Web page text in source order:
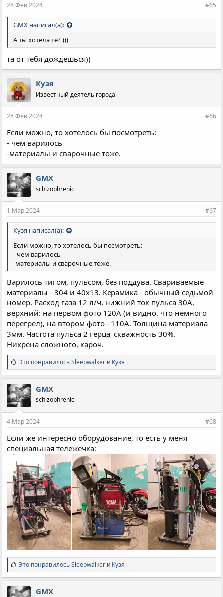
28 Фев 2024 #65
GMX написал(а):
А ты хотела те? )))
та от тебя дождешься))
Кузя
Известный деятель города
28 Фев 2024 #66
Если можно, то хотелось бы посмотреть:
- чем варилось
-материалы и сварочные тоже.
GMX
schizophrenic
1 Мар 2024 #67
Кузя написал(а):
Если можно, то хотелось бы посмотреть:
- чем варилось
-материалы и сварочные тоже.
Варилось тигом, пульсом, без поддува. Свариваемые
материалы - 304 и 40х13. Керамика - обычный седьмой
номер. Расход газа 12 л/ч, нижний ток пульса 30А,
верхний: на первом фото 120А (и видно. что немного
перегрел), на втором фото - 110А. Толщина материала
3мм. Частота пульса 2 герца, скважность 30%.
Нихрена сложного, кароч.
С
и
м
п
а
т
и
:
Это понравилосьSleepwalker и Кузя
GMX
schizophrenic
4 Мар 2024 #68
Если же интересно оборудование, то есть у меня
специальная тележечка:
С
и
м
п
Это понравилосьSleepwalker и Кузя
GMX